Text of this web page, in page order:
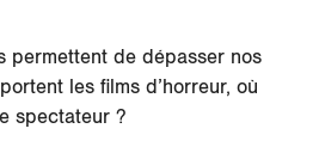
permettent de dépasser nos
les films d’horreur, où
que spectateur ?